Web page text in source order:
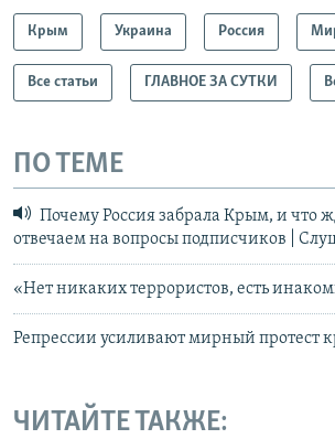
Крым Украина Россия
Все статьи ГЛАВНОЕ ЗА СУТКИ
ПО ТЕМЕ
Почему Россия забрала Крым, и что
отвечаем на вопросы подписчиков |
«Нет никаких террористов, есть
Репрессии усиливают мирный протест
ЧИТАЙТЕ ТАКЖЕ: